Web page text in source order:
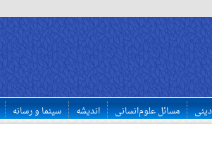
مسائل علوم‌انسانی اندیشه سینما و رسانه